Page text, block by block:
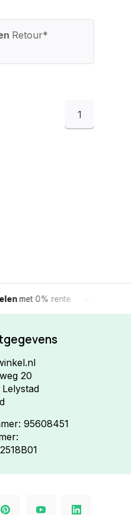
Retour*
1
0% rente
20
95608451